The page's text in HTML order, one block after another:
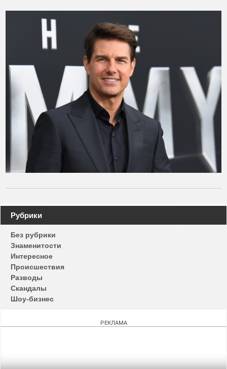
Навигация
по
записям
Рубрики
Без рубрики
Знаменитости
Интересное
Происшествия
Разводы
Скандалы
Шоу-бизнес
РЕКЛАМА